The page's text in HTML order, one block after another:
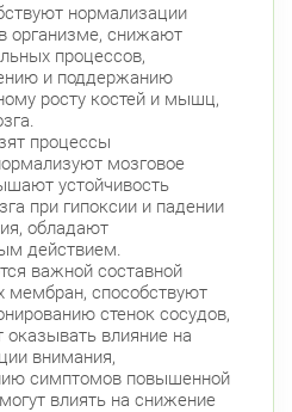
нормализации
организме, снижают
процессов,
и поддержанию
росту костей и мышц,
процессы
мозговое
устойчивость
при гипоксии и падении
обладают
действием.
важной составной
мембран, способствуют
стенок сосудов,
оказывать влияние на
внимания,
симптомов повышенной
влиять на снижение